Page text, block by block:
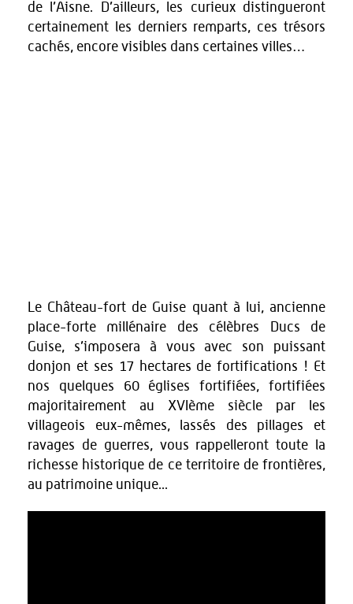
de l’Aisne. D’ailleurs, les curieux distingueront
certainement les derniers remparts, ces trésors
cachés, encore visibles dans certaines villes…
Le Château-fort de Guise quant à lui, ancienne
place-forte millénaire des célèbres Ducs de
Guise, s’imposera à vous avec son puissant
donjon et ses 17 hectares de fortifications ! Et
nos quelques 60 églises fortifiées, fortifiées
majoritairement au XVIème siècle par les
villageois eux-mêmes, lassés des pillages et
ravages de guerres, vous rappelleront toute la
richesse historique de ce territoire de frontières,
au patrimoine unique...